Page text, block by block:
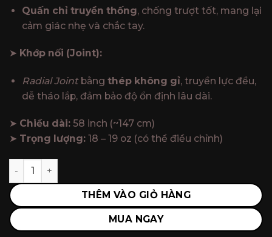
Quấn chỉ truyền thống, chống trượt tốt, mang lại
cảm giác nhẹ và chắc tay.
➤ Khớp nối (Joint):
Radial Jointbằng thép không gỉ, truyền lực đều,
dễ tháo lắp, đảm bảo độ ổn định lâu dài.
➤ Chiều dài: 58 inch (~147 cm)
➤ Trọng lượng: 18 – 19 oz (có thể điều chỉnh)
Cơ Bida Lỗ Fury YT-01 / Gậy Bida Chính Hãng Fury số
THÊM VÀO GIỎ HÀNG
MUA NGAY